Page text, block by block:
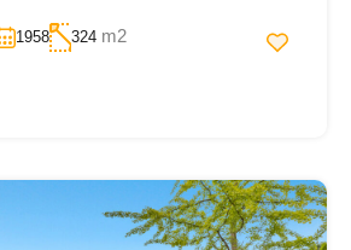
1958 324 m2